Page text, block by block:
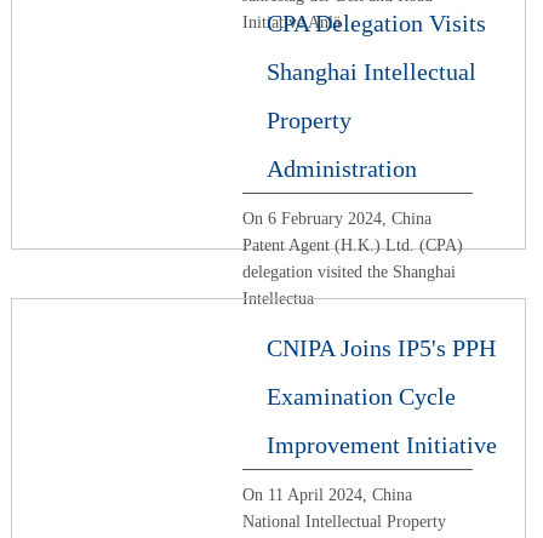
Initiative Anlä
CPA Delegation Visits
Shanghai Intellectual
Property
Administration
On 6 February 2024, China
Patent Agent (H.K.) Ltd. (CPA)
delegation visited the Shanghai
Intellectua
CNIPA Joins IP5's PPH
Examination Cycle
Improvement Initiative
On 11 April 2024, China
National Intellectual Property